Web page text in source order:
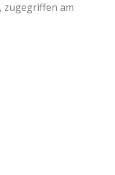
zugegriffen am